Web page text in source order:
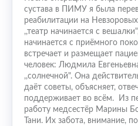
сустава в ПИМУ я была
реабилитации на
,,театр начинается с
начинается с приёмного
встречает и размещает
человек: Людмила
,,солнечной". Она
даёт советы, объясняет,
поддерживает во всём. Из
работу медсестёр Марины
Тани. Их забота, внимание,